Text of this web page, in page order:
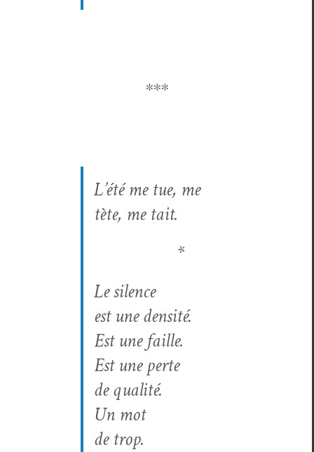
∗∗∗
L’été me tue, me
tète, me tait.
*
Le silence
est une densité.
Est une faille.
Est une perte
de qualité.
Un mot
de trop.